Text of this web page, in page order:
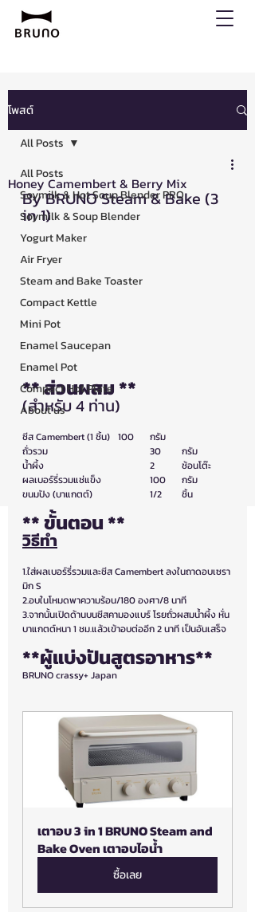
โพสต์
All Posts
Soymilk & Hot Soup Blender PRO
Soymilk & Soup Blender
Yogurt Maker
Air Fryer
Steam and Bake Toaster
Compact Kettle
Mini Pot
Enamel Saucepan
Enamel Pot
Compact Hot Plate
About us
All Posts
Honey Camembert & Berry Mix
By BRUNO Steam & Bake (3
in 1)
** ส่วนผสม **
(สำหรับ 4 ท่าน)
ชีส Camembert (1 ชิ้น) 	100	กรัม
ถั่วรวม				30	กรัม
น้ำผึ้ง				2 	ช้อนโต๊ะ
ผลเบอร์รี่รวมแช่แข็ง		100 	กรัม
ขนมปัง (บาแกตต์)		1/2	ชิ้น
** ขั้นตอน **
วิธีทำ
1.ใส่ผลเบอร์รี่รวมและชีส Camembert ลงในถาดอบเซรา
มิก S
2.อบในโหมดพาความร้อน/180 องศา/8 นาที
3.จากนั้นเปิดด้านบนชีสคามองแบร์ ​​โรยถั่วผสมน้ำผึ้ง หั่น
บาแกตต์หนา 1 ชม.แล้วเข้าอบต่ออีก 2 นาที เป็นอันเสร็จ
**ผู้แบ่งปันสูตรอาหาร**
BRUNO crassy+ Japan
เตาอบ 3 in 1 BRUNO Steam and
Bake Oven เตาอบไอน้ำ
ซื้อเลย